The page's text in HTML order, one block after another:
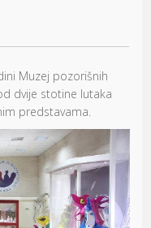
Muzej pozorišnih
dvije stotine lutaka
predstavama.